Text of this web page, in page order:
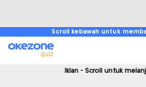
Scroll kebawah untuk
Iklan - Scroll untuk